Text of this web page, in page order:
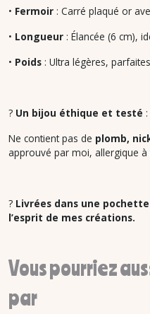
• Fermoir : Carré plaqué or
• Longueur : Élancée (6 cm),
• Poids : Ultra légères,
? Un bijou éthique et testé :
Ne contient pas de plomb,
approuvé par moi, allergique à
? Livrées dans une
l’esprit de mes créations.
Vous pourriez
par